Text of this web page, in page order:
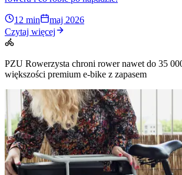
12 min
maj 2026
Czytaj więcej
PZU Rowerzysta chroni rower nawet do 35
większości premium e-bike z zapasem